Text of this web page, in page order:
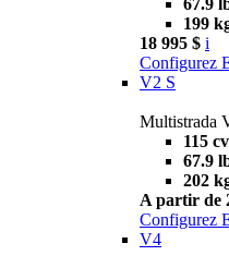
67.9
199
18 995 $ i
Configurez
V2 S
Multistrada
115 cv
67.9
202
A partir de
Configurez
V4